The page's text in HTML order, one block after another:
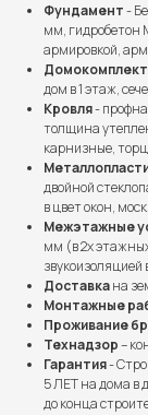
Фундамент-
мм, гидробетон
армировкой,
Домокомплект
дом в 1 этаж,
Кровля-
толщина
карнизные,
двойной
в цвет окон,
Межэтажные
мм (в 2х
Доставкана
Монтажные
Проживание
Технадзор–
Гарантия-
5 ЛЕТ на дома в
до конца